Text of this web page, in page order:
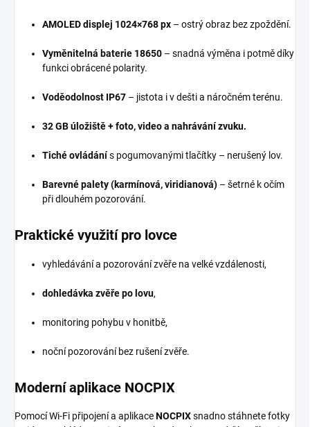
AMOLED displej 1024×768 px – ostrý obraz bez zpoždění.
Vyměnitelná baterie 18650 – snadná výměna i potmě díky
funkci obrácené polarity.
Voděodolnost IP67 – jistota i v dešti a náročném terénu.
32 GB úložiště + foto, video a nahrávání zvuku.
Tiché ovládánís pogumovanými tlačítky – nerušený lov.
Barevné palety (karmínová, viridianová) – šetrné k očím
při dlouhém pozorování.
Praktické využití pro lovce
vyhledávání a pozorování zvěře na velké vzdálenosti,
dohledávka zvěře po lovu,
monitoring pohybu v honitbě,
noční pozorování bez rušení zvěře.
Moderní aplikace NOCPIX
Pomocí Wi-Fi připojení a aplikaceNOCPIXsnadno stáhnete fotky